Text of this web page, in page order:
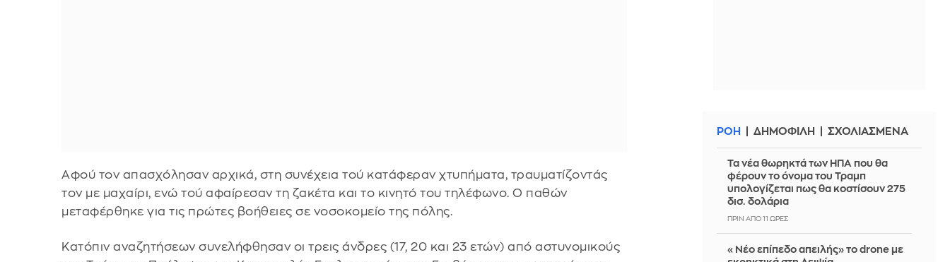
Αφού τον απασχόλησαν αρχικά, στη συνέχεια τού κατάφεραν χτυπήματα, τραυματίζοντάς
τον με μαχαίρι, ενώ τού αφαίρεσαν τη ζακέτα και το κινητό του τηλέφωνο. Ο παθών
μεταφέρθηκε για τις πρώτες βοήθειες σε νοσοκομείο της πόλης.
Κατόπιν αναζητήσεων συνελήφθησαν οι τρεις άνδρες (17, 20 και 23 ετών) από αστυνομικούς
ΡΟΗ ΔΗΜΟΦΙΛΗ ΣΧΟΛΙΑΣΜΕΝΑ
Τα νέα θωρηκτά των ΗΠΑ που θα
φέρουν το όνομα του Τραμπ
υπολογίζεται πως θα κοστίσουν 275
δισ. δολάρια
ΠΡΙΝ ΑΠΌ 11 ΏΡΕΣ
«Νέο επίπεδο απειλής» το drone με